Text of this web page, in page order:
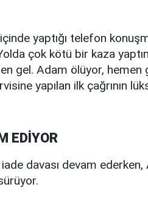
yaptığı telefon
çok kötü bir kaza
gel. Adam ölüyor, hemen
yapılan ilk çağrının
EDİYOR
davası devam ederken,